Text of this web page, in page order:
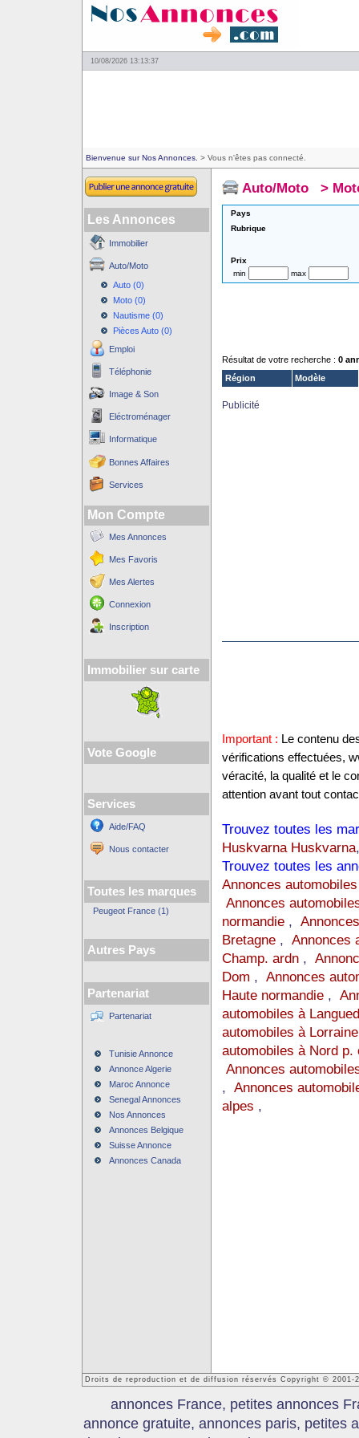
10/08/2026 13:13:37
Bienvenue sur Nos Annonces. > Vous n'êtes pas connecté.
Les Annonces
Immobilier
Auto/Moto
Auto (0)
Moto (0)
Nautisme (0)
Pièces Auto (0)
Emploi
Téléphonie
Image & Son
Eléctroménager
Informatique
Bonnes Affaires
Services
Mon Compte
Mes Annonces
Mes Favoris
Mes Alertes
Connexion
Inscription
Immobilier sur carte
Vote Google
Services
Aide/FAQ
Nous contacter
Toutes les marques
Peugeot France (1)
Autres Pays
Partenariat
Partenariat
Tunisie Annonce
Annonce Algerie
Maroc Annonce
Senegal Annonces
Nos Annonces
Annonces Belgique
Suisse Annonce
Annonces Canada
Auto/Moto >
Pays
Rubrique
Prix
min
max
Résultat de votre recherche : 0
Région
Modèle
Publicité
Important : Le contenu
vérifications effectuées,
véracité, la qualité et le
attention avant tout
Trouvez toutes les
Huskvarna Huskvarna,
Trouvez toutes les
Annonces
Annonces
normandie,
Bretagne, Annonces
Champ. ardn,
Dom , Annonces
Haute normandie,
automobiles à
automobiles à Lorraine
automobiles à Nord p.
Annonces
, Annonces
alpes ,
Droits de reproduction et de diffusion réservés Copyright © 2001-
annonces France, petites annonces
annonce gratuite, annonces paris, petites